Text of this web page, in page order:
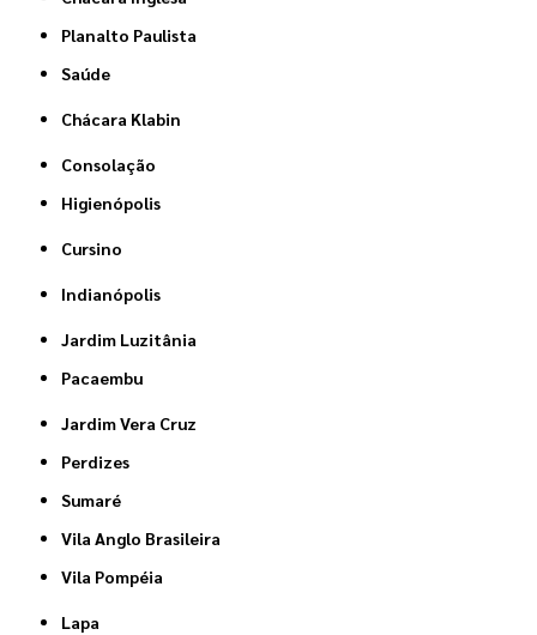
Planalto Paulista
Saúde
Chácara Klabin
Consolação
Higienópolis
Cursino
Indianópolis
Jardim Luzitânia
Pacaembu
Jardim Vera Cruz
Perdizes
Sumaré
Vila Anglo Brasileira
Vila Pompéia
Lapa